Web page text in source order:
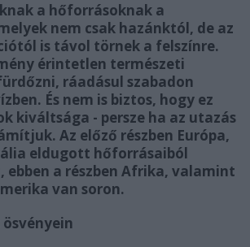
a hőforrásoknak a
nem csak hazánktól, de az
is távol törnek a felszínre.
érintetlen természeti
ráadásul szabadon
És nem is biztos, hogy ez
kiváltsága - persze ha az utazás
Az előző részben Európa,
eldugott hőforrásaiból
a részben Afrika, valamint
van soron.